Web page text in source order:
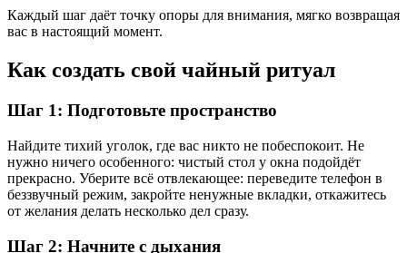
Каждый шаг даёт точку опоры для внимания, мягко возвращая
вас в настоящий момент.
Как создать свой чайный ритуал
Шаг 1: Подготовьте пространство
Найдите тихий уголок, где вас никто не побеспокоит. Не
нужно ничего особенного: чистый стол у окна подойдёт
прекрасно. Уберите всё отвлекающее: переведите телефон в
беззвучный режим, закройте ненужные вкладки, откажитесь
от желания делать несколько дел сразу.
Шаг 2: Начните с дыхания